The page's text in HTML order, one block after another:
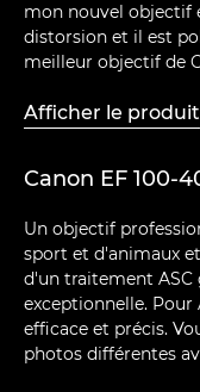
mon nouvel objectif
distorsion et il est
meilleur objectif de
Afficher le produit
Canon EF 100-
Un objectif
sport et d'animaux
d'un traitement
exceptionnelle. Pour
efficace et précis.
photos différentes